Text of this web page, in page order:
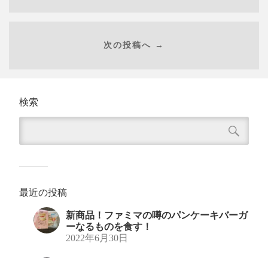
次の投稿へ →
検索
最近の投稿
新商品！ファミマの噂のパンケーキバーガ
ーなるものを食す！
2022年6月30日